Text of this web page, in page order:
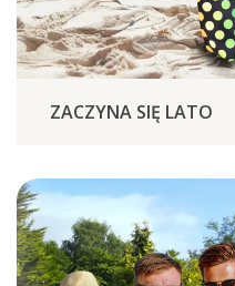
ZACZYNA SIĘ LATO